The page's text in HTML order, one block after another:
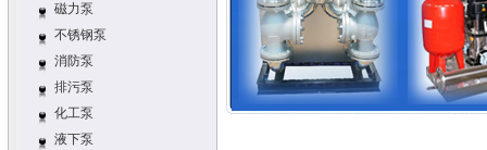
磁力泵
不锈钢泵
消防泵
排污泵
化工泵
液下泵